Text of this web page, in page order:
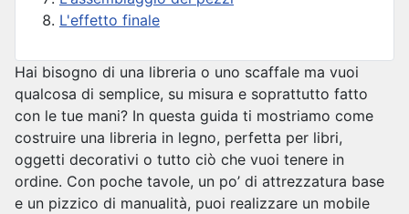
L'effetto finale
Hai bisogno di una libreria o uno scaffale ma vuoi
qualcosa di semplice, su misura e soprattutto fatto
con le tue mani? In questa guida ti mostriamo come
costruire una libreria in legno, perfetta per libri,
oggetti decorativi o tutto ciò che vuoi tenere in
ordine. Con poche tavole, un po’ di attrezzatura base
e un pizzico di manualità, puoi realizzare un mobile